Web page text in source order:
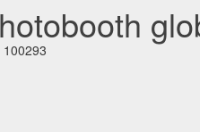
100293